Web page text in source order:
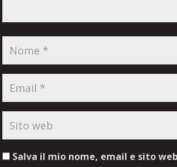
Salva il mio nome, email e sito